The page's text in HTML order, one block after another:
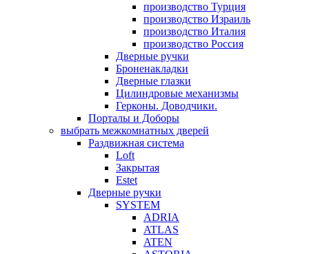
производство Турция
производство Израиль
производство Италия
производство Россия
Дверные ручки
Броненакладки
Дверные глазки
Цилиндровые механизмы
Герконы. Доводчики.
Порталы и Доборы
выбрать межкомнатных дверей
Раздвижная система
Loft
Закрытая
Estet
Дверные ручки
SYSTEM
ADRIA
ATLAS
ATEN